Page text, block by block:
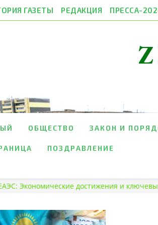
ГАЗЕТЫ РЕДАКЦИЯ ПРЕССА-
ОБЩЕСТВО ЗАКОН И
ПОЗДРАВЛЕНИЕ
Экономические достижения и